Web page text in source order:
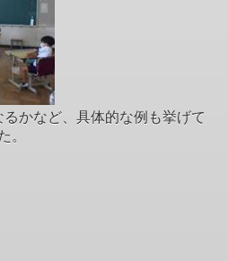
かなど、具体的な例も挙げて
。